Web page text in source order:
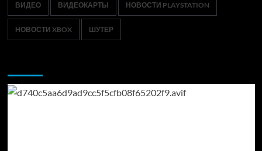
ВИДЕО ВИДЕОКАРТЫ НОВОСТИ PLAYSTATION
НОВОСТИ XBOX ШУТЕР